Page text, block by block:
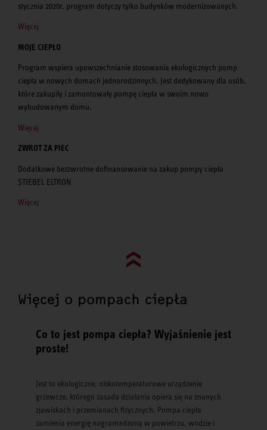
stycznia 2020r. program dotyczy tylko budynków modernizowanych.
Więcej
MOJE CIEPŁO
Program wspiera upowszechnianie stosowania ekologicznych pomp
ciepła w nowych domach jednorodzinnych. Jest dedykowany dla osób,
które zakupiły i zamontowały pompę ciepła w swoim nowo
wybudowanym domu.
Więcej
ZWROT ZA PIEC
Dodatkowe bezzwrotne dofinansowanie na zakup pompy ciepła
STIEBEL ELTRON
Więcej
Go to top (evo)
Więcej o pompach ciepła
Co to jest pompa ciepła? Wyjaśnienie jest
proste!
Jest to ekologiczne, niskotemperaturowe urządzenie
grzewcze, którego zasada działania opiera się na znanych
zjawiskach i przemianach fizycznych. Pompa ciepła
zamienia energię nagromadzoną w powietrzu, wodzie i